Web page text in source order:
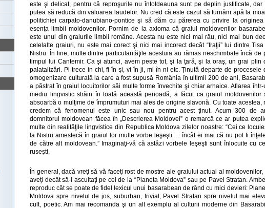
este şi delicat, pentru că reproşurile nu întotdeauna sunt pe deplin justificate, dar
putea să reducă din valoarea laudelor. Nu cred că este cazul să turnăm apă la
politichiei carpato-danubiano-pontice şi să dăm cu părerea cu privire la originea
esenţa limbii moldovenilor. Pornim de la axioma că graiul moldovenilor
este unul din graiurile limbii române. Acesta nu este nici mai rău, nici mai bun
celelalte graiuri, nu este mai corect şi nici mai incorect decât “fraţii” lui dintre Tisa
Nistru. În fine, multe dintre particularităţile acestuia au rămas neschimbate încă de
timpul lui Cantemir. Ca şi atunci, avem peste tot, şi la ţară, şi la oraş, un grai plin
palatalizări. Pi trece in chi, fi în şi, vi în ji, mi în ni etc. Ţinută departe de procesele
omogenizare culturală la care a fost supusă România în ultimii 200 de ani,
a păstrat în graiul locuitorilor săi multe forme învechite şi chiar arhaice. Aflarea într-
mediu lingvistic străin în toată această perioadă, a făcut ca graiul moldovenilor
absoarbă o mulţime de împrumuturi mai ales de origine slavonă. Cu toate acestea,
credem că fenomenul este unic sau nou pentru acest ţinut. Acum 300 de
domnitorul moldovean făcea în „Descrierea Moldovei” o remarcă ce ar putea
multe din realităţile lingvistice din Republica Moldova zilelor noastre: “Cei ce
la Nistru amestecă în graiul lor multe vorbe leşeşti … încât ei mai că nu pot fi
de către alt moldovean.” Imaginaţi-vă că astăzi vorbele leşeşti sunt înlocuite cu
ruseşti.
În general, dacă vreţi să vă faceţi rost de mostre ale graiului actual al moldovenilor,
aveţi decât să-i ascultaţi pe cei de la “Planeta Moldova” sau pe Pavel Stratan.
reproduc cât se poate de fidel lexicul unui basarabean de rând cu mici devieri:
Moldova spre nivelul de jos, suburban, trivial; Pavel Stratan spre nivelul mai
cult, poetic. Am mai recomanda şi un alt exemplu al culturii moderne din